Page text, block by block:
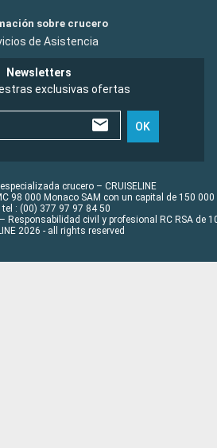
sobre crucero
de Asistencia
Newsletters
exclusivas ofertas
OK
crucero – CRUISELINE
98 000 Monaco SAM con un capital de 150 000
: (00) 377 97 97 84 50
Responsabilidad civil y profesional RC RSA de
2026 - all rights reserved